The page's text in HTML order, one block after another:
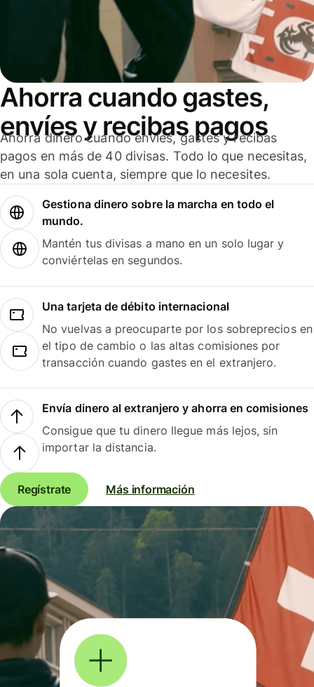
Ahorra cuando gastes,
envíes y recibas pagos
Ahorra dinero cuando envíes, gastes y recibas
pagos en más de 40 divisas. Todo lo que necesitas,
en una sola cuenta, siempre que lo necesites.
Gestiona dinero sobre la marcha en todo el
mundo.
Mantén tus divisas a mano en un solo lugar y
conviértelas en segundos.
Una tarjeta de débito internacional
No vuelvas a preocuparte por los sobreprecios en
el tipo de cambio o las altas comisiones por
transacción cuando gastes en el extranjero.
Envía dinero al extranjero y ahorra en comisiones
Consigue que tu dinero llegue más lejos, sin
importar la distancia.
Regístrate Más información